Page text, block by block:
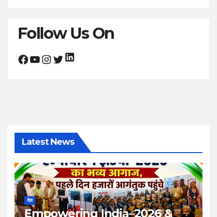
Follow Us On
Facebook YouTube Instagram Twitter LinkedIn
Latest News
देश
Empowering India–2026 &